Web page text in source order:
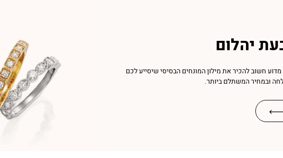
יהלום
חשוב להכיר את מילון המונחים הבסיסי שיסייע לכם
ובמחיר המשתלם ביותר.